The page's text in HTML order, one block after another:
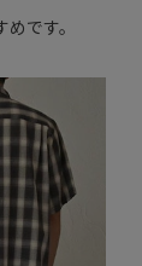
です。